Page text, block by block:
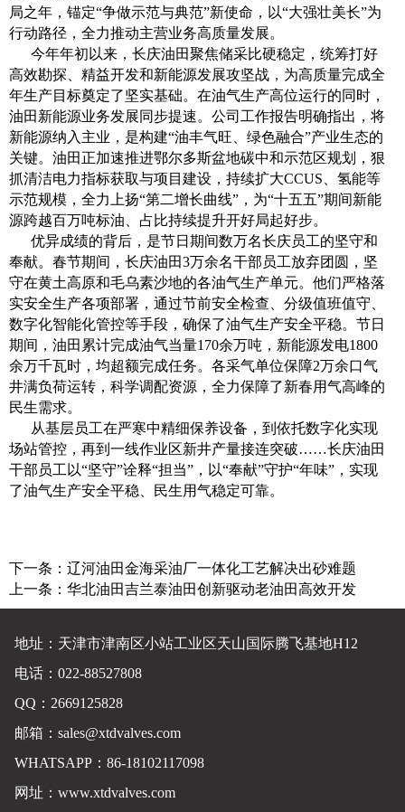
局之年，锚定“争做示范与典范”新使命，以“大强壮美长”为
行动路径，全力推动主营业务高质量发展。
今年年初以来，长庆油田聚焦储采比硬稳定，统筹打好
高效勘探、精益开发和新能源发展攻坚战，为高质量完成全
年生产目标奠定了坚实基础。在油气生产高位运行的同时，
油田新能源业务发展同步提速。公司工作报告明确指出，将
新能源纳入主业，是构建“油丰气旺、绿色融合”产业生态的
关键。油田正加速推进鄂尔多斯盆地碳中和示范区规划，狠
抓清洁电力指标获取与项目建设，持续扩大CCUS、氢能等
示范规模，全力上扬“第二增长曲线”，为“十五五”期间新能
源跨越百万吨标油、占比持续提升开好局起好步。
优异成绩的背后，是节日期间数万名长庆员工的坚守和
奉献。春节期间，长庆油田3万余名干部员工放弃团圆，坚
守在黄土高原和毛乌素沙地的各油气生产单元。他们严格落
实安全生产各项部署，通过节前安全检查、分级值班值守、
数字化智能化管控等手段，确保了油气生产安全平稳。节日
期间，油田累计完成油气当量170余万吨，新能源发电1800
余万千瓦时，均超额完成任务。各采气单位保障2万余口气
井满负荷运转，科学调配资源，全力保障了新春用气高峰的
民生需求。
从基层员工在严寒中精细保养设备，到依托数字化实现
场站管控，再到一线作业区新井产量接连突破……长庆油田
干部员工以“坚守”诠释“担当”，以“奉献”守护“年味”，实现
了油气生产安全平稳、民生用气稳定可靠。
下一条： 辽河油田金海采油厂一体化工艺解决出砂难题
上一条： 华北油田吉兰泰油田创新驱动老油田高效开发
地址：天津市津南区小站工业区天山国际腾飞基地H12
电话：022-88527808
QQ：2669125828
邮箱： sales@xtdvalves.com
WHATSAPP：86-18102117098
网址： www.xtdvalves.com